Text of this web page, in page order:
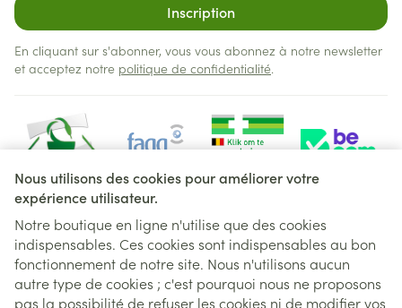
Nous utilisons des cookies pour améliorer votre
expérience utilisateur.
Notre boutique en ligne n'utilise que des cookies
indispensables. Ces cookies sont indispensables au bon
fonctionnement de notre site. Nous n'utilisons aucun
autre type de cookies ; c'est pourquoi nous ne proposons
pas la possibilité de refuser les cookies ni de modifier vos
Inscription
En cliquant sur s'abonner, vous vous abonnez à notre newsletter
et acceptez notre politique de confidentialité.
Liens légaux